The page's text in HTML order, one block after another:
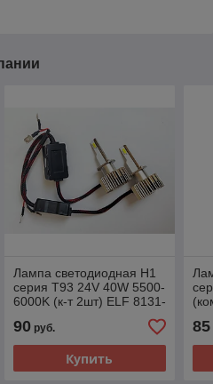
Лампа светодиодная H1
серия T93 24V 40W 5500-
6000K (к-т 2шт) ELF 8131-
90руб.
Купить
85